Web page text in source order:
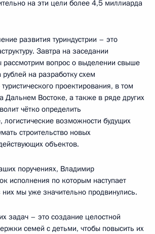
на эти цели более 4,5 миллиарда
развития туриндустрии – это
Завтра на заседании
рассмотрим вопрос о выделении свыше
на разработку схем
проектирования, в том
Дальнем Востоке, а также в ряде других
чётко определить
логистические возможности будущих
строительство новых
объектов.
поручениях, Владимир
исполнения по которым наступает
мы уже значительно продвинулись.
задач – это создание целостной
семей с детьми, чтобы повысить их